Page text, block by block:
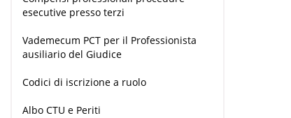
esecutive presso terzi
Vademecum PCT per il Professionista
ausiliario del Giudice
Codici di iscrizione a ruolo
Albo CTU e Periti